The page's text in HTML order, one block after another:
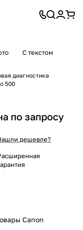
С текстом
диагностика
500
по запросу
дешевле?
Canon